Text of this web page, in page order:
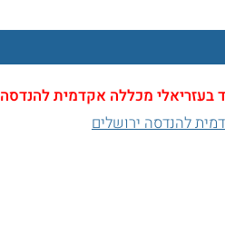
בעזריאלי מכללה אקדמית להנדסה
להנדסה ירושלים